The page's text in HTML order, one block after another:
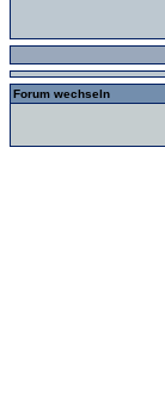
Forum wechseln